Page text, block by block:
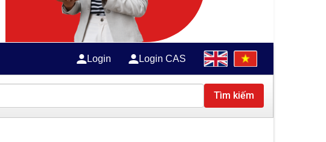
Login Login CAS
Tìm kiếm